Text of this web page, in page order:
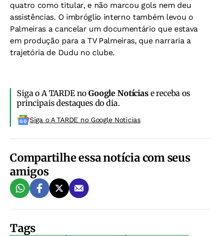
quatro como titular, e não marcou gols nem deu
assistências. O imbróglio interno também levou o
Palmeiras a cancelar um documentário que estava
em produção para a TV Palmeiras, que narraria a
trajetória de Dudu no clube.
Siga o A TARDE noGoogle Notíciase receba os
principais destaques do dia.
Siga o A TARDE no Google Noticias
Compartilhe essa notícia com seus
amigos
Tags